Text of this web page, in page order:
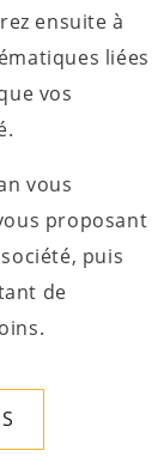
ensuite à
liées
vos
vous
proposant
puis
de